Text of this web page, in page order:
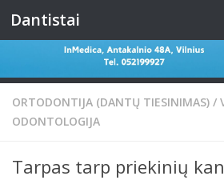
Skip to content
Dantistai
ORTODONTIJA (DANTŲ TIESINIMAS) /
ODONTOLOGIJA
Tarpas tarp priekinių